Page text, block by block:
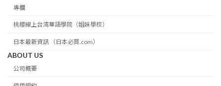
專欄
桃櫻線上台湾華語學院（姐妹學校）
日本最新資訊 （日本必買.com）
ABOUT US
公司概要